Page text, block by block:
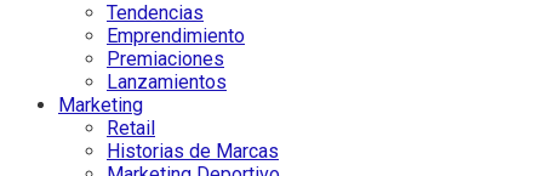
Tendencias
Emprendimiento
Premiaciones
Lanzamientos
Marketing
Retail
Historias de Marcas